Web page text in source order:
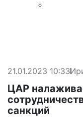
21.01.2023 10:33
ЦАР
санкций